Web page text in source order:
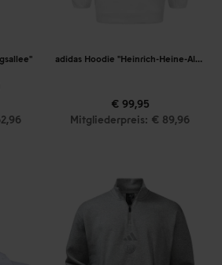
adidas Hoodie "Heinrich-Heine-Allee"
€ 99,95
Mitgliederpreis: € 89,96